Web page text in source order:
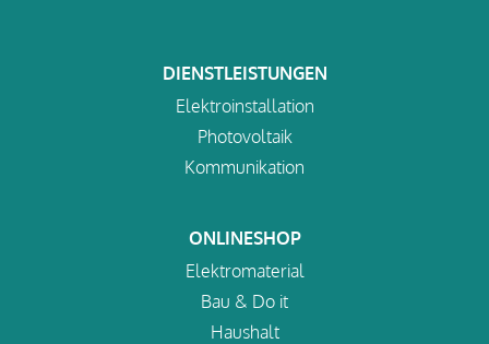
DIENSTLEISTUNGEN
Elektroinstallation
Photovoltaik
Kommunikation
ONLINESHOP
Elektromaterial
Bau & Do it
Haushalt